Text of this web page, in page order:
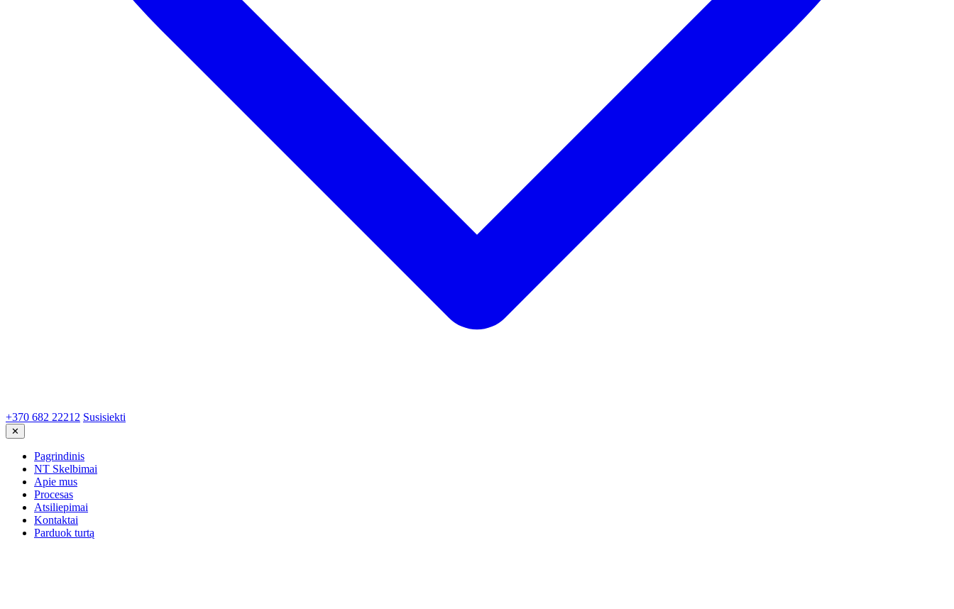
+370 682 22212 Susisiekti
✕
Pagrindinis
NT Skelbimai
Apie mus
Procesas
Atsiliepimai
Kontaktai
Parduok turtą